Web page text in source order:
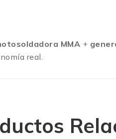
MMA +
real.